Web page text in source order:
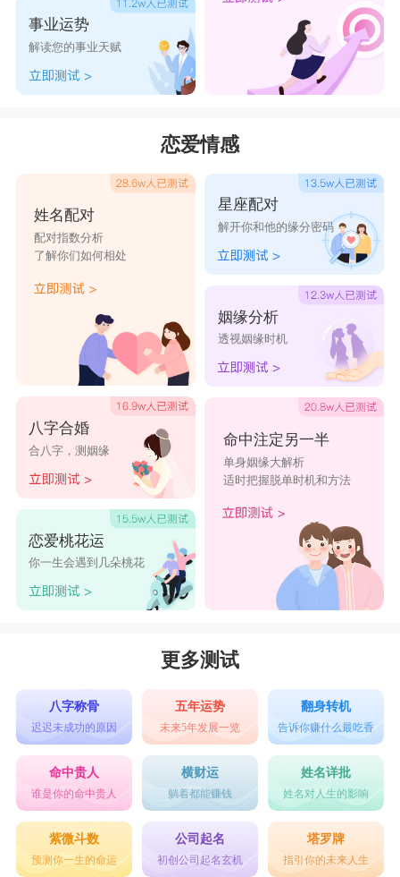
事业运势
解读您的事业天赋
恋爱情感
姓名配对
配对指数分析
了解你们如何相处
八字合婚
合八字，测姻缘
恋爱桃花运
你一生会遇到几朵桃花
星座配对
解开你和他的缘分密码
姻缘分析
透视姻缘时机
命中注定另一半
单身姻缘大解析
适时把握脱单时机和方法
更多测试
八字称骨
迟迟未成功的原因
五年运势
未来5年发展一览
翻身转机
告诉你赚什么最吃香
命中贵人
谁是你的命中贵人
横财运
躺着都能赚钱
姓名详批
姓名对人生的影响
紫微斗数
预测你一生的命运
公司起名
初创公司起名玄机
塔罗牌
指引你的未来人生